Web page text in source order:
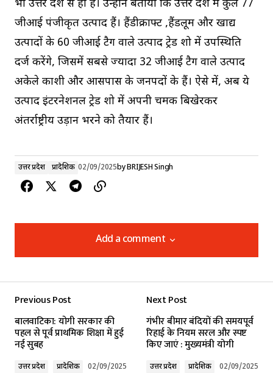
भी उत्तर प्रदेश से ही हैं। उन्होंने बताया कि उत्तर प्रदेश में कुल 77
जीआई पंजीकृत उत्पाद हैं। हैंडीक्राफ्ट ,हैंडलूम और खाद्य
उत्पादों के 60 जीआई टैग वाले उत्पाद ट्रेड शो में उपस्थिति
दर्ज करेंगे, जिसमें सबसे ज्यादा 32 जीआई टैग वाले उत्पाद
अकेले काशी और आसपास के जनपदों के हैं। ऐसे में, अब ये
उत्पाद इंटरनेशनल ट्रेड शो में अपनी चमक बिखेरकर
अंतर्राष्ट्रीय उड़ान भरने को तैयार हैं।
उत्तर प्रदेश प्रादेशिक 02/09/2025byBRIJESH Singh
Add a comment
Add a comment
Required fields are marked*
Previous Post
बालवाटिका: योगी सरकार की
पहल से पूर्व प्राथमिक शिक्षा में हुई
नई सुबह
उत्तर प्रदेश प्रादेशिक 02/09/2025
Next Post
गंभीर बीमार बंदियों की समयपूर्व
रिहाई के नियम सरल और स्पष्ट
किए जाएं : मुख्यमंत्री योगी
उत्तर प्रदेश प्रादेशिक 02/09/2025